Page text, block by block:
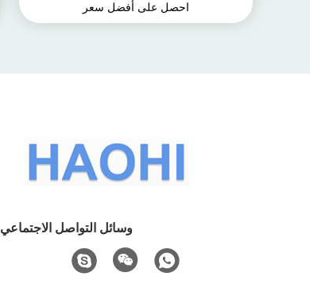
احصل على أفضل سعر
وسائل التواصل الاجتماعي